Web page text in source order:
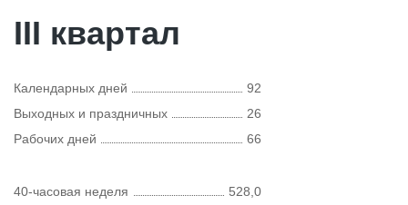
III квартал
Календарных дней
92
Выходных и праздничных
26
Рабочих дней
66
40-часовая неделя 528,0